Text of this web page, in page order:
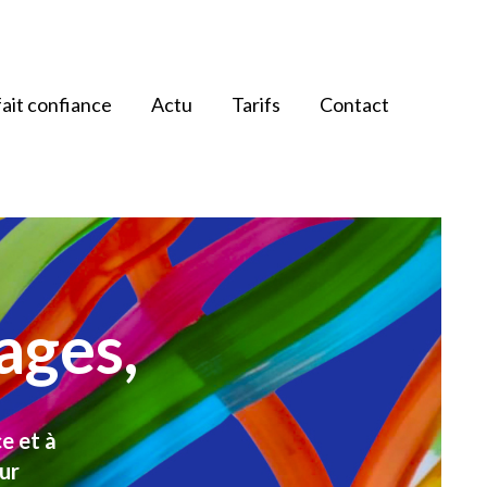
confiance Actu Tarifs Contact
et à